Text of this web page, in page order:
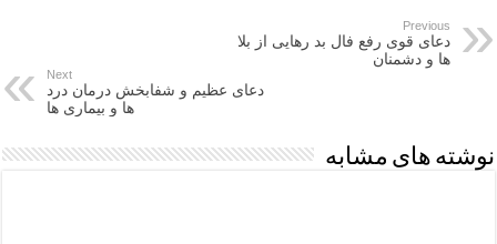
Previous
دعای قوی رفع فال بد رهایی از بلا
ها و دشمنان
Next
دعای عظیم و شفابخش درمان درد
ها و بیماری ها
نوشته های مشابه